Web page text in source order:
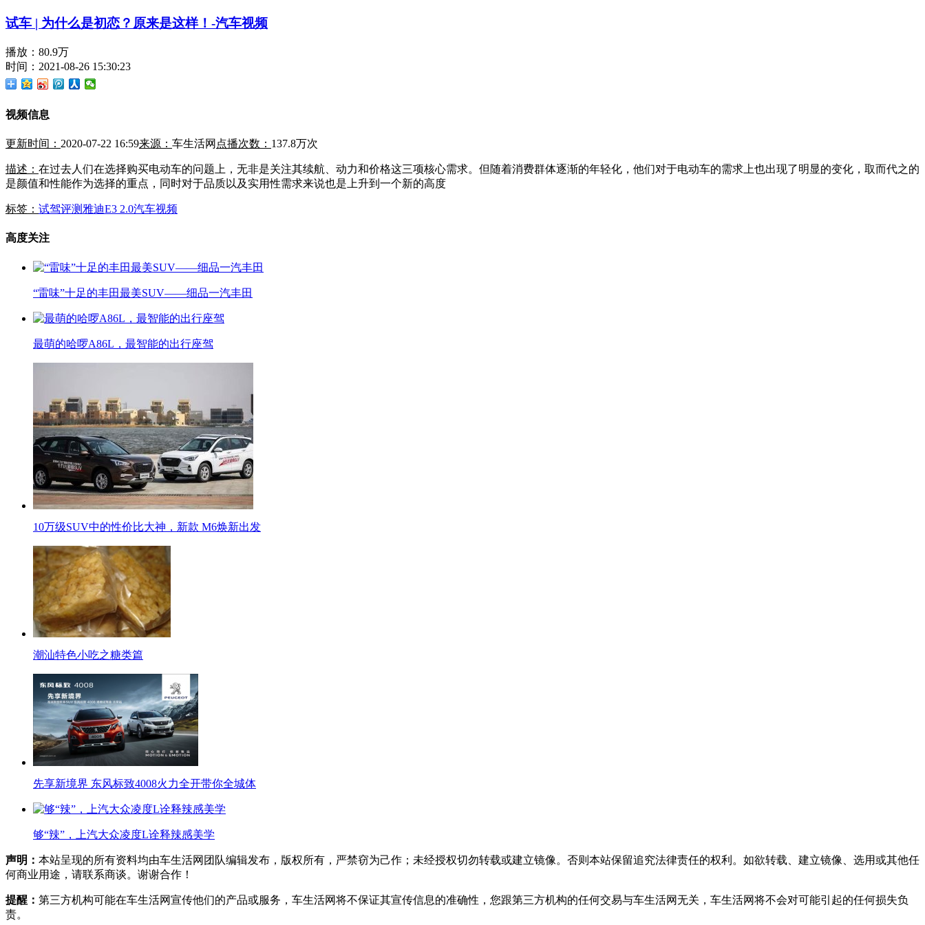
试车 | 为什么是初恋？原来是这样！-汽车视频
播放：80.9万
时间：2021-08-26 15:30:23
视频信息
更新时间： 2020-07-22 16:59来源： 车生活网 点播次数： 137.8万次
描述： 在过去人们在选择购买电动车的问题上，无非是关注其续航、动力和价格这三项核心需求。但随着消费群体逐渐的年轻化，他们对于电动车的需求上也出现了明显的变化，取而代之的
是颜值和性能作为选择的重点，同时对于品质以及实用性需求来说也是上升到一个新的高度
标签： 试驾评测 雅迪E3 2.0汽车视频
高度关注
“雷味”十足的丰田最美SUV——细品一汽丰田
最萌的哈啰A86L，最智能的出行座驾
10万级SUV中的性价比大神，新款 M6焕新出发
潮汕特色小吃之糖类篇
先享新境界 东风标致4008火力全开带你全城体
够“辣”，上汽大众凌度L诠释辣感美学
声明： 本站呈现的所有资料均由车生活网团队编辑发布，版权所有，严禁窃为己作；未经授权切勿转载或建立镜像。否则本站保留追究法律责任的权利。如欲转载、建立镜像、选用或其他任
何商业用途，请联系商谈。谢谢合作！
提醒： 第三方机构可能在车生活网宣传他们的产品或服务，车生活网将不保证其宣传信息的准确性，您跟第三方机构的任何交易与车生活网无关，车生活网将不会对可能引起的任何损失负
责。